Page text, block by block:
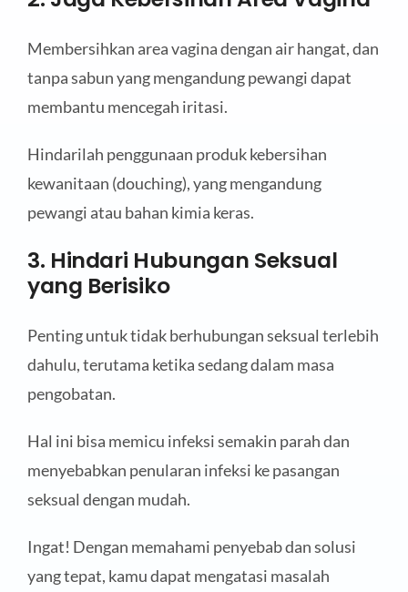
Membersihkan area vagina dengan air hangat, dan
tanpa sabun yang mengandung pewangi dapat
membantu mencegah iritasi.
Hindarilah penggunaan produk kebersihan
kewanitaan (douching), yang mengandung
pewangi atau bahan kimia keras.
3. Hindari Hubungan Seksual
yang Berisiko
Penting untuk tidak berhubungan seksual terlebih
dahulu, terutama ketika sedang dalam masa
pengobatan.
Hal ini bisa memicu infeksi semakin parah dan
menyebabkan penularan infeksi ke pasangan
seksual dengan mudah.
Ingat! Dengan memahami penyebab dan solusi
yang tepat, kamu dapat mengatasi masalah